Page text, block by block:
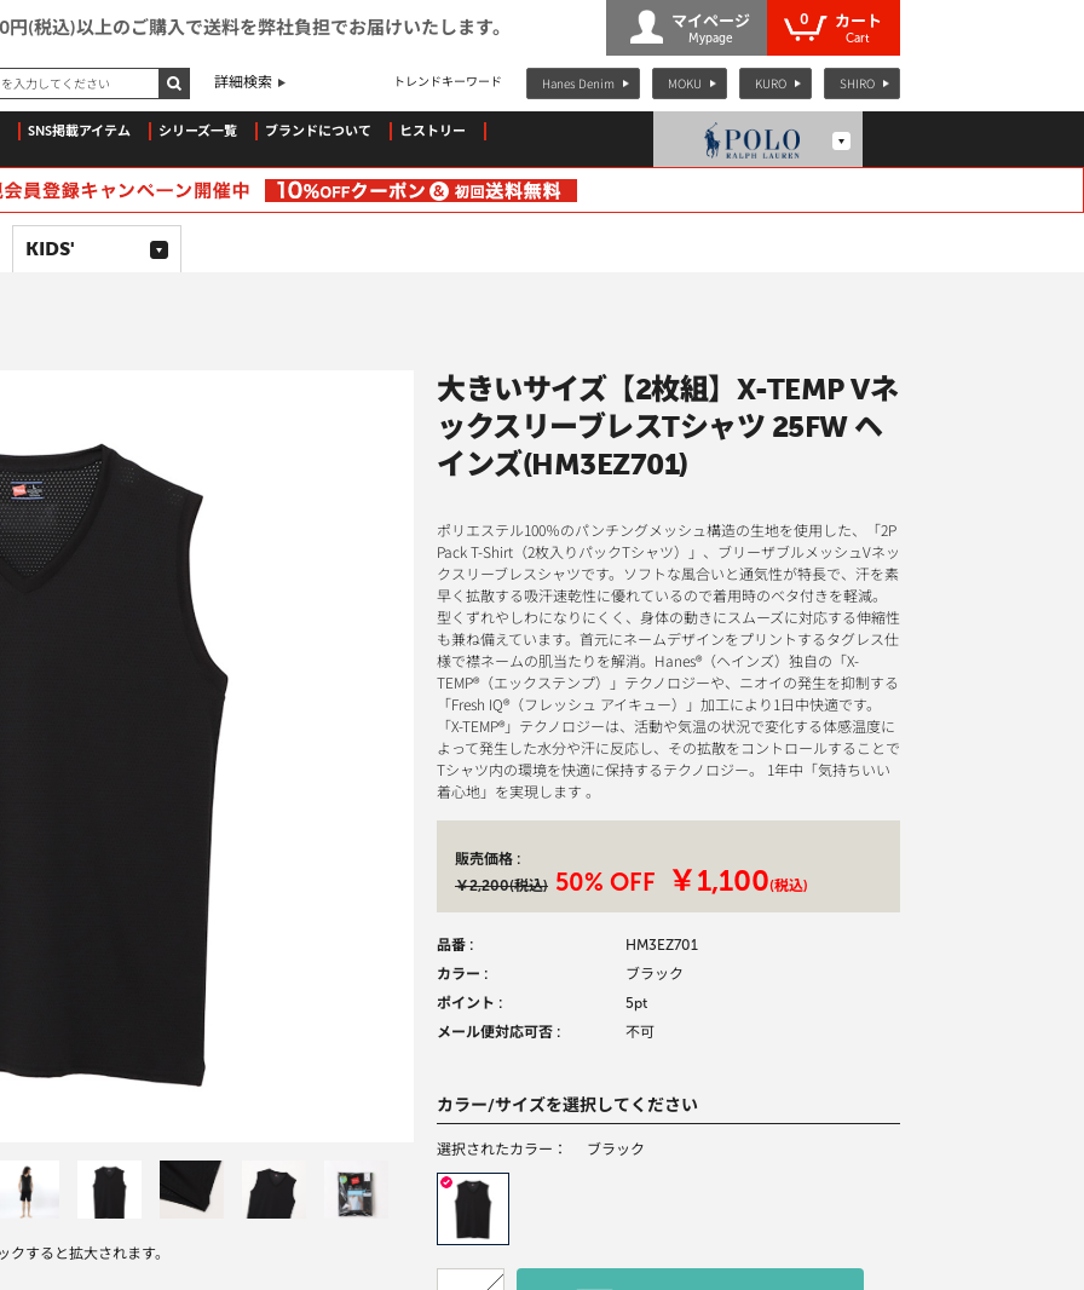
円(税込)以上のご購入で送料を弊社負担でお届けいたします。 マイページ
Mypage
カート
Cart
0
入力してください 詳細検索 トレンドキーワード Hanes Denim MOKU KURO SHIRO
SNS掲載アイテム シリーズ一覧 ブランドについて ヒストリー
KIDS'
クすると拡大されます。
大きいサイズ【2枚組】X-TEMP Vネ
ックスリーブレスTシャツ 25FW ヘ
インズ(HM3EZ701)
ポリエステル100％のパンチングメッシュ構造の生地を使用した、「2P
Pack T-Shirt（2枚入りパックTシャツ）」、ブリーザブルメッシュVネッ
クスリーブレスシャツです。ソフトな風合いと通気性が特長で、汗を素
早く拡散する吸汗速乾性に優れているので着用時のベタ付きを軽減。
型くずれやしわになりにくく、身体の動きにスムーズに対応する伸縮性
も兼ね備えています。首元にネームデザインをプリントするタグレス仕
様で襟ネームの肌当たりを解消。Hanes®（ヘインズ）独自の「X-
TEMP®（エックステンプ）」テクノロジーや、ニオイの発生を抑制する
「Fresh IQ®（フレッシュ アイキュー）」加工により1日中快適です。
「X-TEMP®」テクノロジーは、活動や気温の状況で変化する体感温度に
よって発生した水分や汗に反応し、その拡散をコントロールすることで
Tシャツ内の環境を快適に保持するテクノロジー。 1年中「気持ちいい
着心地」を実現します 。
販売価格 :
￥2,200(税込) 50% OFF ￥1,100(税込)
品番 :
HM3EZ701
カラー :
ブラック
ポイント :
5pt
メール便対応可否 :
不可
カラー/サイズを選択してください
選択されたカラー： ブラック